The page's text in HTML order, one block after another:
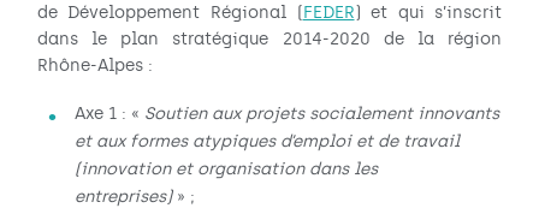
de Développement Régional (FEDER) et qui s’inscrit
dans le plan stratégique 2014-2020 de la région
Rhône-Alpes :
Axe 1 : « Soutien aux projets socialement innovants
et aux formes atypiques d’emploi et de travail
(innovation et organisation dans les
entreprises)» ;